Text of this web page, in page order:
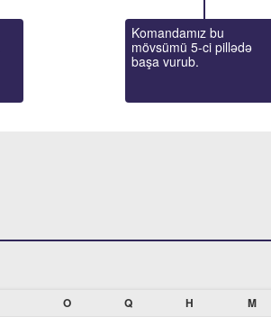
Komandamız bu
mövsümü 5-ci pillədə
başa vurub.
O Q H M